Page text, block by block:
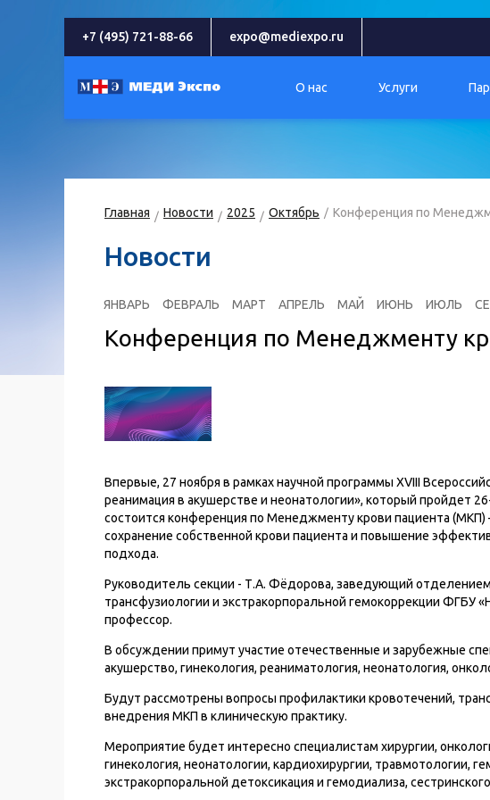
+7 (495) 721-88-66 expo@mediexpo.ru
О нас Услуги
Главная Новости 2025 Октябрь Конференция по
Новости
ЯНВАРЬ ФЕВРАЛЬ МАРТ АПРЕЛЬ МАЙ ИЮНЬ ИЮЛЬ
Конференция по Менеджменту
Впервые, 27 ноября в рамках научной программы XVIII
реанимация в акушерстве и неонатологии», который пройдет
состоится конференция по Менеджменту крови пациента (МКП)
сохранение собственной крови пациента и повышение
подхода.
Руководитель секции - Т.А. Фёдорова, заведующий
трансфузиологии и экстракорпоральной гемокоррекции ФГБУ
профессор.
В обсуждении примут участие отечественные и зарубежные
акушерство, гинекология, реаниматология, неонатология,
Будут рассмотрены вопросы профилактики кровотечений,
внедрения МКП в клиническую практику.
Мероприятие будет интересно специалистам хирургии,
гинекология, неонатологии, кардиохирургии, травмотологии,
экстракорпоральной детоксикация и гемодиализа,